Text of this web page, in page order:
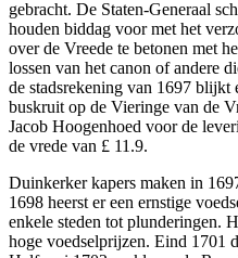
gebracht. De Staten-Generaal
houden biddag voor met het
over de Vreede te betonen met
lossen van het canon of andere
de stadsrekening van 1697 blijkt
buskruit op de Vieringe van de
Jacob Hoogenhoed voor de
de vrede van £ 11.9.
Duinkerker kapers maken in
1698 heerst er een ernstige
enkele steden tot plunderingen.
hoge voedselprijzen. Eind 1701